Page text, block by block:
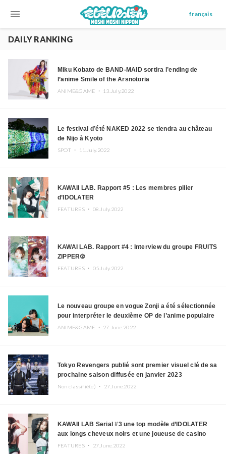
menu français
DAILY RANKING
Miku Kobato de BAND-MAID sortira l’ending de
l’anime Smile of the Arsnotoria
ANIME&GAME ・ 13.July.2022
Le festival d’été NAKED 2022 se tiendra au château
de Nijo à Kyoto
SPOT ・ 11.July.2022
KAWAII LAB. Rapport #5 : Les membres pilier
d’IDOLATER
FEATURES ・ 08.July.2022
KAWAI LAB. Rapport #4 : Interview du groupe FRUITS
ZIPPER②
FEATURES ・ 05.July.2022
Le nouveau groupe en vogue Zonji a été sélectionnée
pour interpréter le deuxième OP de l’anime populaire
“Kingdom”
ANIME&GAME ・ 27.June.2022
Tokyo Revengers publié sont premier visuel clé de sa
prochaine saison diffusée en janvier 2023
Non classifié(e) ・ 27.June.2022
KAWAII LAB Serial #3 une top modèle d’IDOLATER
aux longs cheveux noirs et une joueuse de casino
bien trop douée pour chanter !
FEATURES ・ 27.June.2022